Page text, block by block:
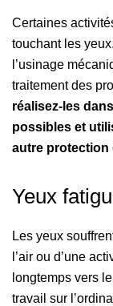
Certaines
touchant les
l’usinage
traitement des
réalisez-les
possibles et
autre protection
Yeux
Les yeux
l’air ou d’une
longtemps vers
travail sur